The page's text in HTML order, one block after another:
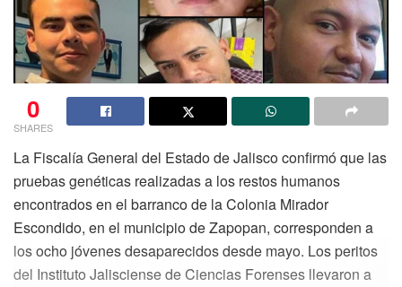
0
SHARES
La Fiscalía General del Estado de Jalisco confirmó que las
pruebas genéticas realizadas a los restos humanos
encontrados en el barranco de la Colonia Mirador
Escondido, en el municipio de Zapopan, corresponden a
los ocho jóvenes desaparecidos desde mayo. Los peritos
del Instituto Jalisciense de Ciencias Forenses llevaron a